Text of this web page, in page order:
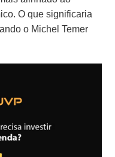
O que significaria
o Michel Temer